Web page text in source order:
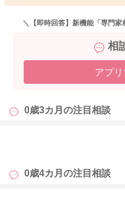
＼【即時回答】新機能「専門
相
アプ
0歳3カ月の注目相談
も
0歳4カ月の注目相談
も